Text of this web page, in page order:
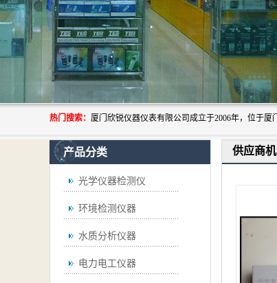
热门搜索：
产品分类
光学仪器检测仪
环境检测仪器
水质分析仪器
电力电工仪器
供应商机